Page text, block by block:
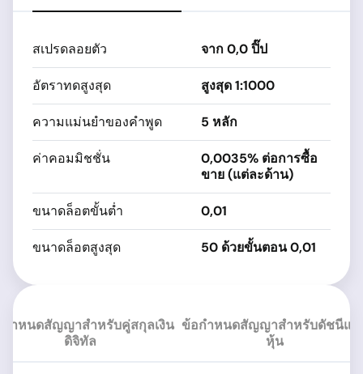
สเปรดลอยตัว จาก 0,0 ปิ๊ป
อัตราทดสูงสุด สูงสุด 1:1000
ความแม่นยำของคำพูด 5 หลัก
ค่าคอมมิชชั่น
0,0035% ต่อการซื้อ
ขาย (แต่ละด้าน)
ขนาดล็อตขั้นต่ำ 0,01
ขนาดล็อตสูงสุด 50 ด้วยขั้นตอน 0,01
ำหนดสัญญาสำหรับคู่สกุลเงิน
ดิจิทัล
ข้อกำหนดสัญญาสำหรับดัชนีแล
หุ้น